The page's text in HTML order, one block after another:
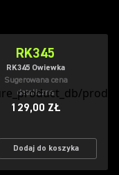
RK345
RK345 Owiewka
Sugerowana cena
detaliczna
129,00 ZŁ
Dodaj do koszyka